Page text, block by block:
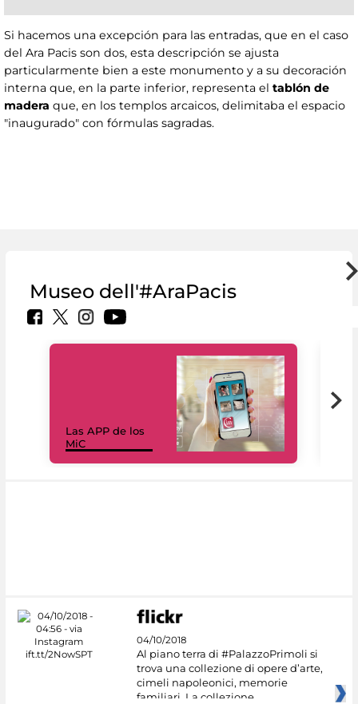
Si hacemos una excepción para las entradas, que en el caso
del Ara Pacis son dos, esta descripción se ajusta
particularmente bien a este monumento y a su decoración
interna que, en la parte inferior, representa el tablón de
madera que, en los templos arcaicos, delimitaba el espacio
"inaugurado" con fórmulas sagradas.
Museo dell'#AraPacis
Las APP de los
MiC
04/10/2018
Al piano terra di #PalazzoPrimoli si
trova una collezione di opere d’arte,
cimeli napoleonici, memorie
familiari. La collezione